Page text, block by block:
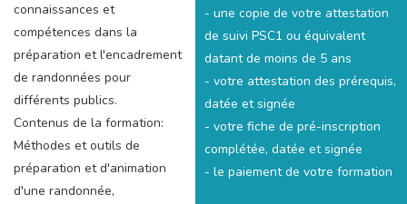
connaissances et
compétences dans la
préparation et l'encadrement
de randonnées pour
différents publics.
Contenus de la formation:
Méthodes et outils de
préparation et d'animation
d'une randonnée,
- une copie de votre attestation
de suivi PSC1 ou équivalent
datant de moins de 5 ans
- votre attestation des prérequis,
datée et signée
- votre fiche de pré-inscription
complétée, datée et signée
- le paiement de votre formation